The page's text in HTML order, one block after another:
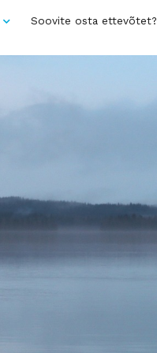
Soovite osta ettevõtet?